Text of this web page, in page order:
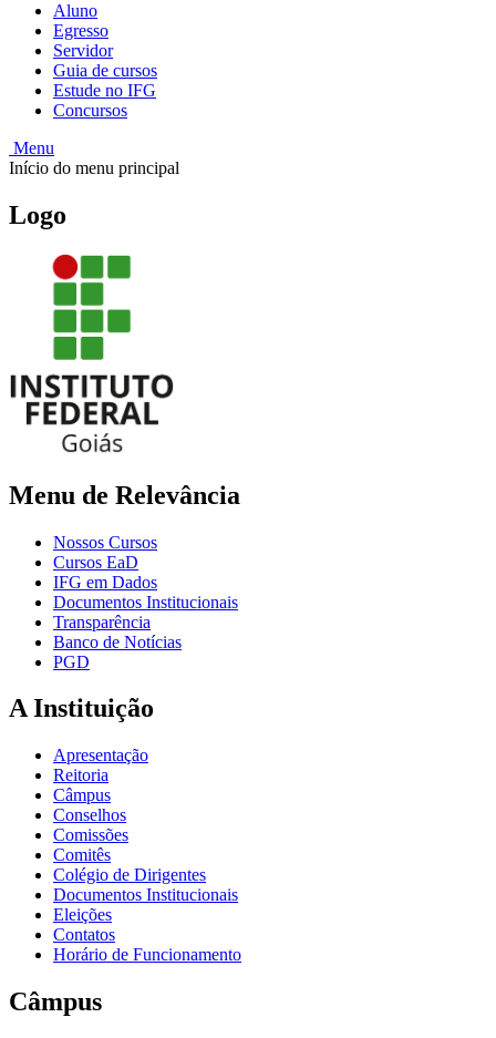
Aluno
Egresso
Servidor
Guia de cursos
Estude no IFG
Concursos
Menu
Início do menu principal
Logo
Menu de Relevância
Nossos Cursos
Cursos EaD
IFG em Dados
Documentos Institucionais
Transparência
Banco de Notícias
PGD
A Instituição
Apresentação
Reitoria
Câmpus
Conselhos
Comissões
Comitês
Colégio de Dirigentes
Documentos Institucionais
Eleições
Contatos
Horário de Funcionamento
Câmpus